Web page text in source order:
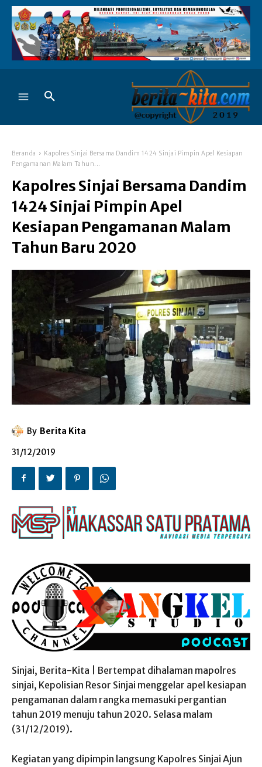
Beranda
Kapolres Sinjai Bersama Dandim 1424 Sinjai Pimpin Apel Kesiapan
Pengamanan Malam Tahun...
Kapolres Sinjai Bersama Dandim
1424 Sinjai Pimpin Apel
Kesiapan Pengamanan Malam
Tahun Baru 2020
By Berita Kita
31/12/2019
Sinjai, Berita-Kita | Bertempat dihalaman mapolres
sinjai, Kepolisian Resor Sinjai menggelar apel kesiapan
pengamanan dalam rangka memasuki pergantian
tahun 2019 menuju tahun 2020. Selasa malam
(31/12/2019).
Kegiatan yang dipimpin langsung Kapolres Sinjai Ajun